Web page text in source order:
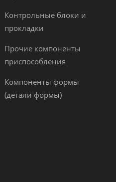
Контрольные блоки и
прокладки
Прочие компоненты
приспособления
Компоненты формы
(детали формы)